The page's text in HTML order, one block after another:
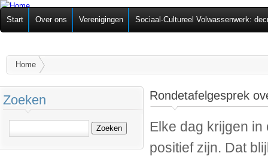
Federatie van
Zelforganisaties
Start Over ons Verenigingen Sociaal-Cultureel Volwassenwerk:
U bent hier
Home
Rondetafelgesprek
Elke dag krijgen
positief zijn. Dat
Zoeken